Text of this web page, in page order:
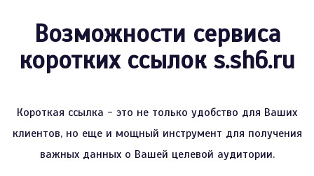
Возможности сервиса
коротких ссылок s.sh6.ru
Короткая ссылка - это не только удобство для Ваших
клиентов, но еще и мощный инструмент для получения
важных данных о Вашей целевой аудитории.